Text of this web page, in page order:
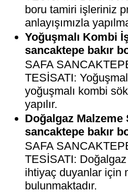
boru tamiri işleriniz
anlayışımızla
Yoğuşmalı Kombi
sancaktepe bakır
SAFA
TESİSATI:
yoğuşmalı kombi
yapılır.
Doğalgaz Malzeme
sancaktepe bakır
SAFA
TESİSATI:
ihtiyaç duyanlar için
bulunmaktadır.